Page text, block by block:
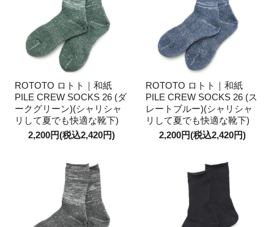
ROTOTO ロトト｜和紙
PILE CREW SOCKS 26 (ダ
ークグリーン)(シャリシャ
リして夏でも快適な靴下)
2,200円(税込2,420円)
ROTOTO ロトト｜和紙
PILE CREW SOCKS 26 (ス
レートブルー)(シャリシャ
リして夏でも快適な靴下)
2,200円(税込2,420円)